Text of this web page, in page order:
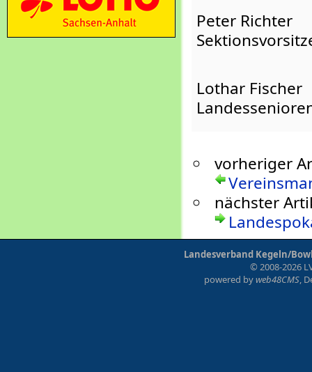
Peter Richter
Lothar Fischer
vorheriger
nächster
Landesverband Kegeln/
© 2008-2026
powered byweb48CMS ,